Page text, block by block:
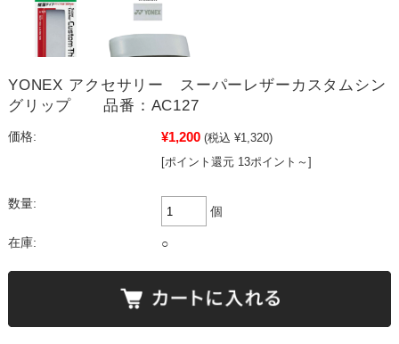
YONEX アクセサリー スーパーレザーカスタムシン
グリップ 品番：AC127
価格: ¥1,200 (税込 ¥1,320)
[ポイント還元 13ポイント～]
数量:
個
在庫: ○